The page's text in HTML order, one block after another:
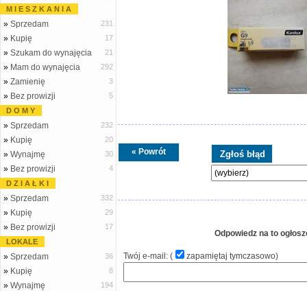
M I E S Z K A N I A
» Sprzedam 231
» Kupię 17
» Szukam do wynajęcia 21
» Mam do wynajęcia 292
» Zamienię 3
» Bez prowizji
5
D O M Y
» Sprzedam 232
» Kupię 20
» Wynajmę 30
» Bez prowizji
4
D Z I A Ł K I
» Sprzedam 332
» Kupię 29
» Bez prowizji
17
LOKALE
» Sprzedam 36
» Kupię 8
» Wynajmę 194
« Powrót
Odpowiedz na to
Twój e-mail: ( zapamiętaj tymczasowo)